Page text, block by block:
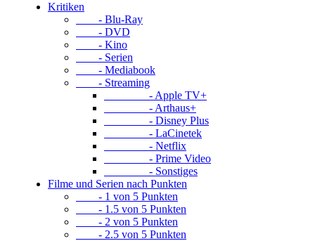
Kritiken
- Blu-Ray
- DVD
- Kino
- Serien
- Mediabook
- Streaming
- Apple TV+
- Arthaus+
- Disney Plus
- LaCinetek
- Netflix
- Prime Video
- Sonstiges
Filme und Serien nach Punkten
- 1 von 5 Punkten
- 1.5 von 5 Punkten
- 2 von 5 Punkten
- 2.5 von 5 Punkten